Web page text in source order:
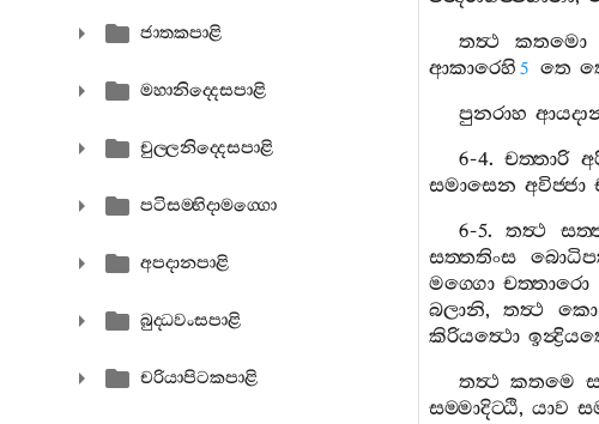
ජාතකපාළි
මහානිද‍්දෙසපාළි
චුල‍්ලනිද‍්දෙසපාළි
පටිසම‍්භිදාමග‍්ගො
අපදානපාළි
බුද‍්ධවංසපාළි
චරියාපිටකපාළි
තත්‍ථ
කතමො
ආකාරෙහි 5 තෙ
පුනරාහ
6-4.චත‍්තාරි
සමාසෙන අවිජ‍්ජා
6-5.තත්‍ථ
සත‍්තතිංස
මග‍්ගො චත‍්තාරො
බලානි,තත්‍ථ කො
කිරියත්‍ථො
තත්‍ථ කතමෙ
සම‍්මාදිට‍්ඨි, යාව